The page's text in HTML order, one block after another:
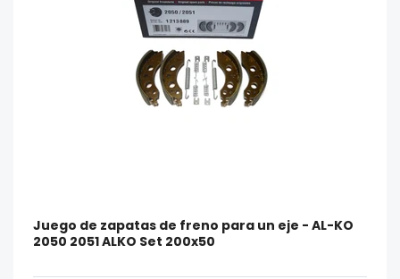
Juego de zapatas de freno para un eje - AL-KO
2050 2051 ALKO Set 200x50